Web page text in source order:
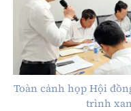
Đường sắt đô thị
Nhà thầu
Mời thầu - Đấu thầu
Gương sáng giao
Điện ảnh
Âm nhạc
Bình luận
Hậu trường sao
360 độ thể thao
Công nghệ mới
Sản phẩm mới
Tư vấn
Thế giới
Thời sự Quốc tế
Hồ sơ tài liệu
Đi ++
Toàn cảnh họp Hội
trình